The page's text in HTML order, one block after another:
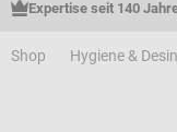
Expertise seit 140
Shop Hygiene &